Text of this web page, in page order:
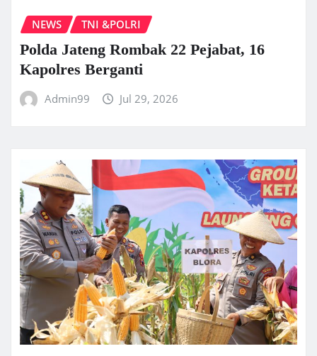
NEWS TNI &POLRI
Polda Jateng Rombak 22 Pejabat, 16
Kapolres Berganti
Admin99 Jul 29, 2026